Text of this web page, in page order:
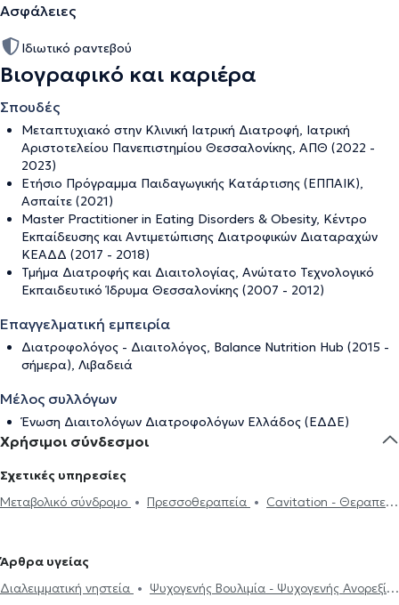
Ασφάλειες
Ιδιωτικό ραντεβού
Βιογραφικό και καριέρα
Σπουδές
Μεταπτυχιακό στην Κλινική Ιατρική Διατροφή, Ιατρική
Αριστοτελείου Πανεπιστημίου Θεσσαλονίκης, ΑΠΘ (2022 -
2023)
Ετήσιο Πρόγραμμα Παιδαγωγικής Κατάρτισης (ΕΠΠΑΙΚ),
Ασπαίτε (2021)
Master Practitioner in Eating Disorders & Obesity, Κέντρο
Εκπαίδευσης και Αντιμετώπισης Διατροφικών Διαταραχών
ΚΕΑΔΔ (2017 - 2018)
Τμήμα Διατροφής και Διαιτολογίας, Ανώτατο Τεχνολογικό
Εκπαιδευτικό Ίδρυμα Θεσσαλονίκης (2007 - 2012)
Επαγγελματική εμπειρία
Διατροφολόγος - Διαιτολόγος, Balance Nutrition Hub (2015 -
σήμερα), Λιβαδειά
Μέλος συλλόγων
Ένωση Διαιτολόγων Διατροφολόγων Ελλάδος (ΕΔΔΕ)
Χρήσιμοι σύνδεσμοι
Σχετικές υπηρεσίες
Μεταβολικό σύνδρομο
Πρεσσοθεραπεία
Cavitation - Θεραπεία
Ψυχογενής Ανορεξία
Διατροφή για παιδιά
Αθλητική διατροφή
Online δίαιτα
Άρθρα υγείας
Διαλειμματική νηστεία
Ψυχογενής Βουλιμία - Ψυχογενής Ανορεξία